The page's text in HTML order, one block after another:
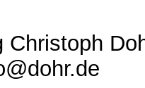
Christoph